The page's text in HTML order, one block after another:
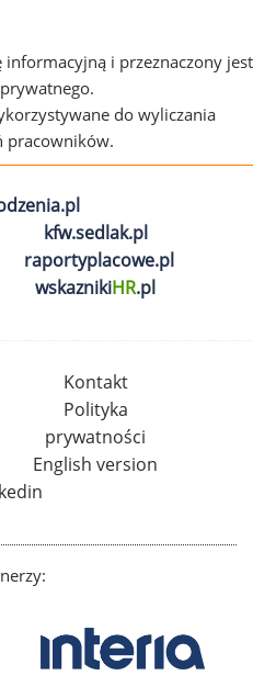
i przeznaczony jest
do wyliczania
pracowników.
kfw.sedlak.pl
raportyplacowe.pl
wskaznikiHR.pl
Kontakt
Polityka
prywatności
English version